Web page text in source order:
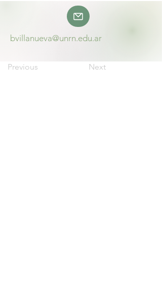
bvillanueva@unrn.edu.ar
Previous Next